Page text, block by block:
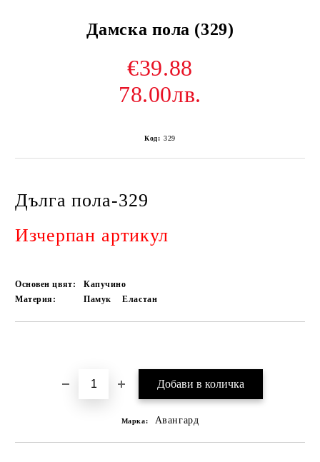
Дамска пола (329)
€39.88
78.00лв.
Код: 329
Дълга пола-329
Изчерпан артикул
Основен цвят:
Капучино
Материя:
Памук Еластан
Марка: Авангард